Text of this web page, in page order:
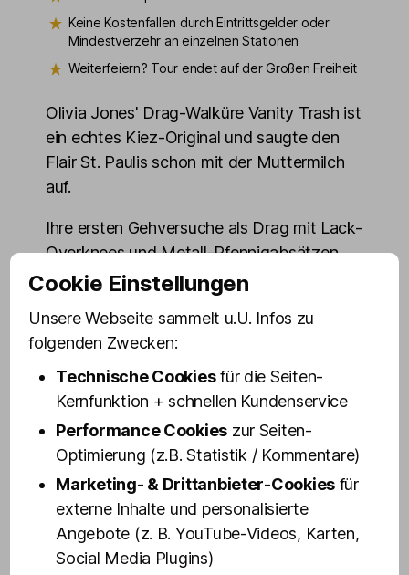
Keine Kostenfallen durch Eintrittsgelder oder
Mindestverzehr an einzelnen Stationen
Weiterfeiern? Tour endet auf der Großen Freiheit
Olivia Jones' Drag-Walküre Vanity Trash ist
ein echtes Kiez-Original und saugte den
Flair St. Paulis schon mit der Muttermilch
auf.
Ihre ersten Gehversuche als Drag mit Lack-
Overknees und Metall-Pfennigabsätzen
fühlten sich an wie »Döner-Spieß auf
Hacken mit Gleichgewichtsstörungen«.
Mittlerweile ist Vanity Trash eine Drag-
Ikone auf St. Pauli.
Mit spitzer Zunge und derbem Humor
das Wichtigste, was ihr über St. Pauli und
die Reeperbahn wissen müsst, zeigt euch
die interessantesten Sehenswürdigkeiten
und gibt Insider-Einblicke in die
außergewöhnlichen Welten zwischen
Rampen-, Rot- und Blaulicht.
Cookie Einstellungen
Unsere Webseite sammelt u.U. Infos zu
folgenden Zwecken:
Technische Cookiesfür die Seiten-
Kernfunktion + schnellen Kundenservice
Performance Cookies zur Seiten-
Optimierung (z.B. Statistik / Kommentare)
Marketing- & Drittanbieter-Cookies für
externe Inhalte und personalisierte
Angebote (z. B. YouTube-Videos, Karten,
Social Media Plugins)